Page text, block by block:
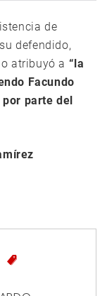
de
defendido,
atribuyó a “la
Facundo
por parte del